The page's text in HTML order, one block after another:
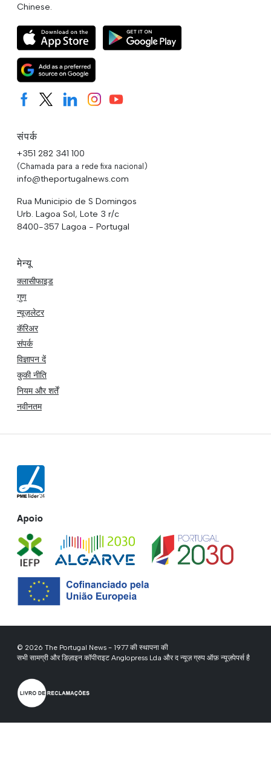
Chinese.
संपर्क
+351 282 341 100
(Chamada para a rede fixa nacional)
info@theportugalnews.com
Rua Municipio de S Domingos
Urb. Lagoa Sol, Lote 3 r/c
8400-357 Lagoa - Portugal
मेन्यू
क्लासीफाइड
गुण
न्यूज़लेटर
कॅरिअर
संपर्क
विज्ञापन दें
कुकी नीति
नियम और शर्तें
नवीनतम
Apoio
© 2026 The Portugal News - 1977 की स्थापना की
सभी सामग्री और डिज़ाइन कॉपीराइट Anglopress Lda और द न्यूज़ ग्रुप ऑफ़ न्यूज़पेपर्स है